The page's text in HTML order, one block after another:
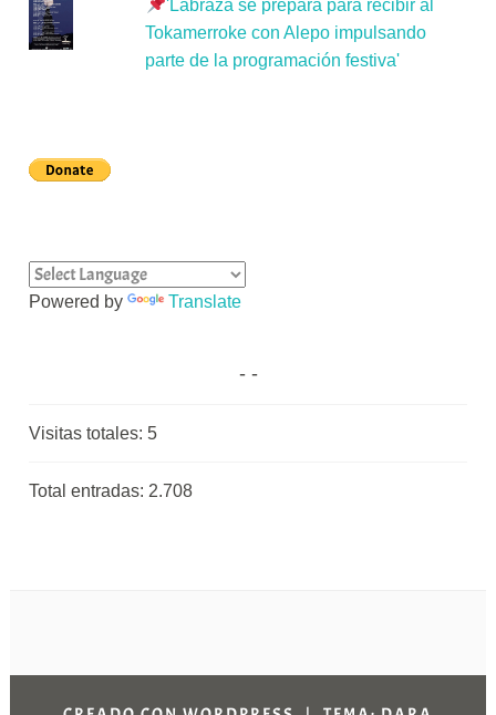
'Labraza se prepara para recibir al
Tokamerroke con Alepo impulsando
parte de la programación festiva'
Powered by Translate
Visitas totales: 5
Total entradas: 2.708